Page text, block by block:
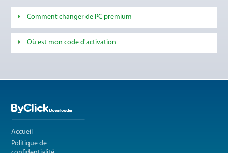
Comment changer de PC premium
Où est mon code d'activation
Accueil
Politique de